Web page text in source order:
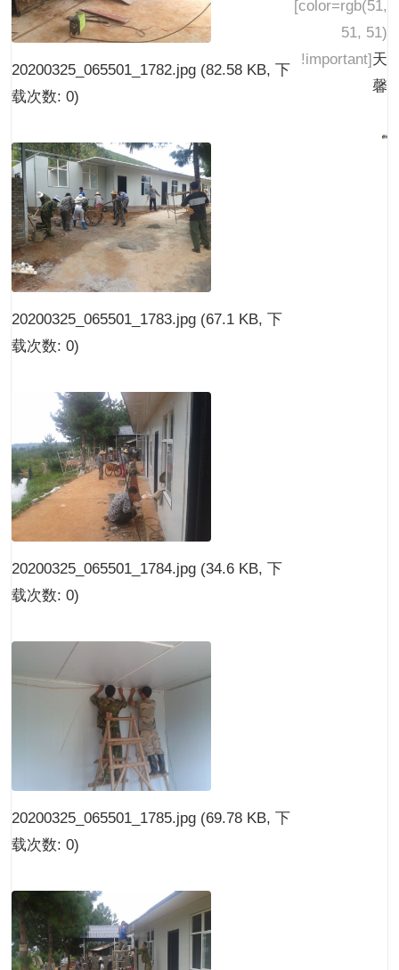
20200325_065501_1782.jpg (82.58 KB, 下
载次数: 0)
20200325_065501_1783.jpg (67.1 KB, 下
载次数: 0)
20200325_065501_1784.jpg (34.6 KB, 下
载次数: 0)
20200325_065501_1785.jpg (69.78 KB, 下
载次数: 0)
[color=rgb(51,
51, 51)
!important]天
馨